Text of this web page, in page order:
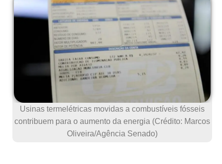
Usinas termelétricas movidas a combustíveis fósseis
contribuem para o aumento da energia (Crédito: Marcos
Oliveira/Agência Senado)